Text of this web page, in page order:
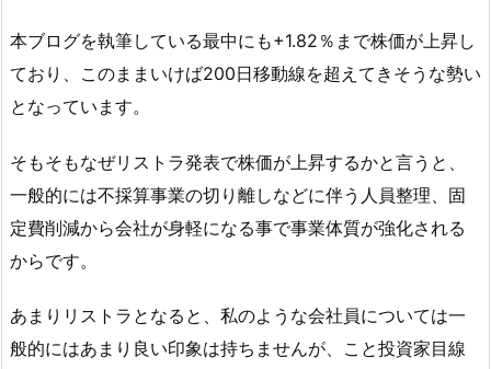
本ブログを執筆している最中にも+1.82％まで株価が上昇し
ており、このままいけば200日移動線を超えてきそうな勢い
となっています。
そもそもなぜリストラ発表で株価が上昇するかと言うと、
一般的には不採算事業の切り離しなどに伴う人員整理、固
定費削減から会社が身軽になる事で事業体質が強化される
からです。
あまりリストラとなると、私のような会社員については一
般的にはあまり良い印象は持ちませんが、こと投資家目線